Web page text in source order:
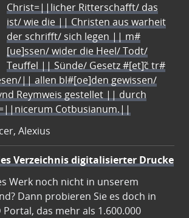
Christ=||licher Ritterschafft/ das
ist/ wie die || Christen aus warheit
der schrifft/ sich legen || m#
[ue]ssen/ wider die Heel/ Todt/
Teuffel || Sünde/ Gesetz #[et]c̃ tr#
|| allen bl#[oe]den gewissen/
Reymweis gestellet || durch
Cotbusianum.||
Alexius
Verzeichnis digitalisierter Drucke
Werk noch nicht in unserem
Dann probieren Sie es doch in
Portal, das mehr als 1.600.000